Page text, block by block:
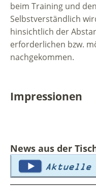
beim Training und
Selbstverständlich
hinsichtlich der
erforderlichen bzw.
nachgekommen.
Impressionen
News aus der